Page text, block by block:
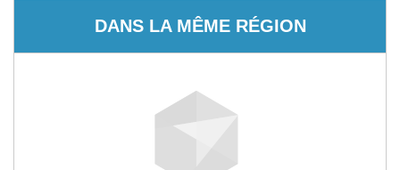
DANS LA MÊME RÉGION